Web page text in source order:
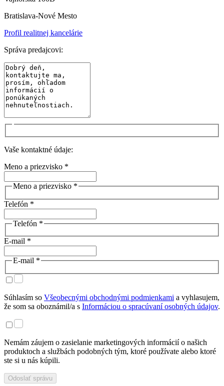
Bratislava-Nové Mesto
Profil realitnej kancelárie
Správa predajcovi:
Vaše kontaktné údaje:
Meno a priezvisko *
Meno a priezvisko *
Telefón *
Telefón *
E-mail *
E-mail *
Súhlasím so Všeobecnými obchodnými podmienkami a vyhlasujem,
že som sa oboznámil/a s Informáciou o spracúvaní osobných údajov.
Nemám záujem o zasielanie marketingových informácií o našich
produktoch a službách podobných tým, ktoré používate alebo ktoré
ste si u nás kúpili.
Odoslať správu